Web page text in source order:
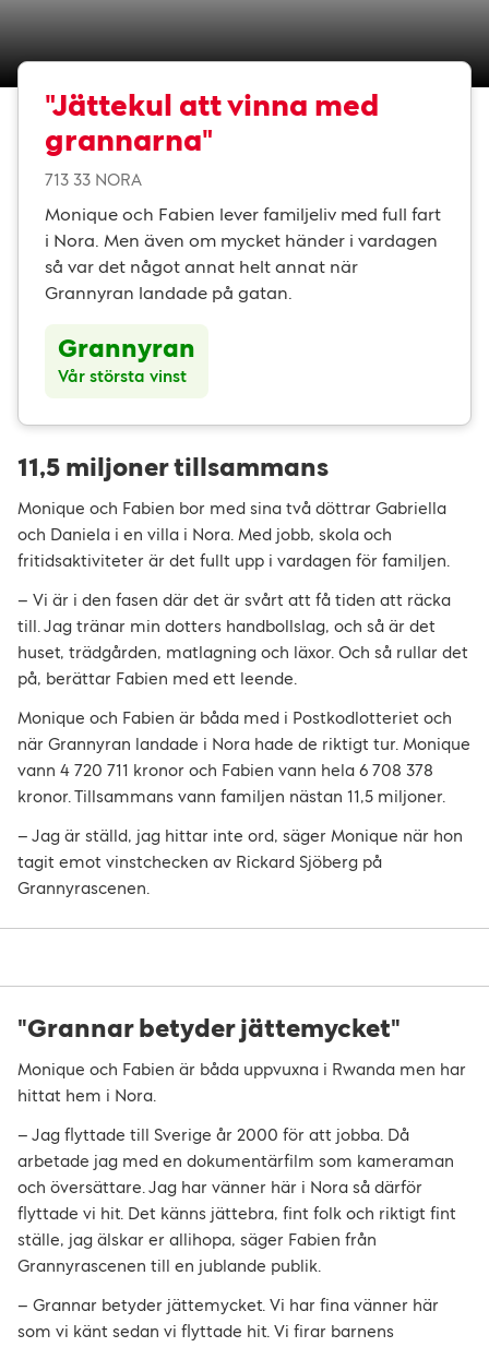
"Jättekul att vinna med
grannarna"
713 33 NORA
Monique och Fabien lever familjeliv med full fart
i Nora. Men även om mycket händer i vardagen
så var det något annat helt annat när
Grannyran landade på gatan.
Grannyran
Vår största vinst
11,5 miljoner tillsammans
Monique och Fabien bor med sina två döttrar Gabriella
och Daniela i en villa i Nora. Med jobb, skola och
fritidsaktiviteter är det fullt upp i vardagen för familjen.
– Vi är i den fasen där det är svårt att få tiden att räcka
till. Jag tränar min dotters handbollslag, och så är det
huset, trädgården, matlagning och läxor. Och så rullar det
på, berättar Fabien med ett leende.
Monique och Fabien är båda med i Postkodlotteriet och
när Grannyran landade i Nora hade de riktigt tur. Monique
vann 4 720 711 kronor och Fabien vann hela 6 708 378
kronor. Tillsammans vann familjen nästan 11,5 miljoner.
– Jag är ställd, jag hittar inte ord, säger Monique när hon
tagit emot vinstchecken av Rickard Sjöberg på
Grannyrascenen.
"Grannar betyder jättemycket"
Monique och Fabien är båda uppvuxna i Rwanda men har
hittat hem i Nora.
– Jag flyttade till Sverige år 2000 för att jobba. Då
arbetade jag med en dokumentärfilm som kameraman
och översättare. Jag har vänner här i Nora så därför
flyttade vi hit. Det känns jättebra, fint folk och riktigt fint
ställe, jag älskar er allihopa, säger Fabien från
Grannyrascenen till en jublande publik.
– Grannar betyder jättemycket. Vi har fina vänner här
som vi känt sedan vi flyttade hit. Vi firar barnens